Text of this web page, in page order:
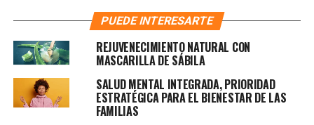
PUEDE INTERESARTE
REJUVENECIMIENTO NATURAL CON
MASCARILLA DE SÁBILA
SALUD MENTAL INTEGRADA, PRIORIDAD
ESTRATÉGICA PARA EL BIENESTAR DE LAS
FAMILIAS